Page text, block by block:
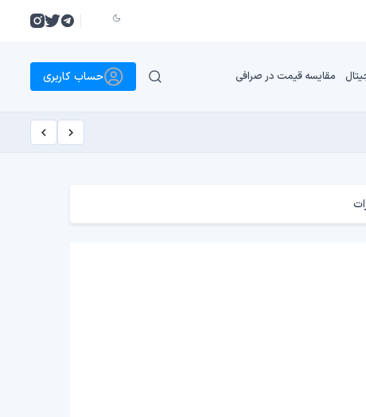
مقایسه قیمت در صرافی حساب کاربری